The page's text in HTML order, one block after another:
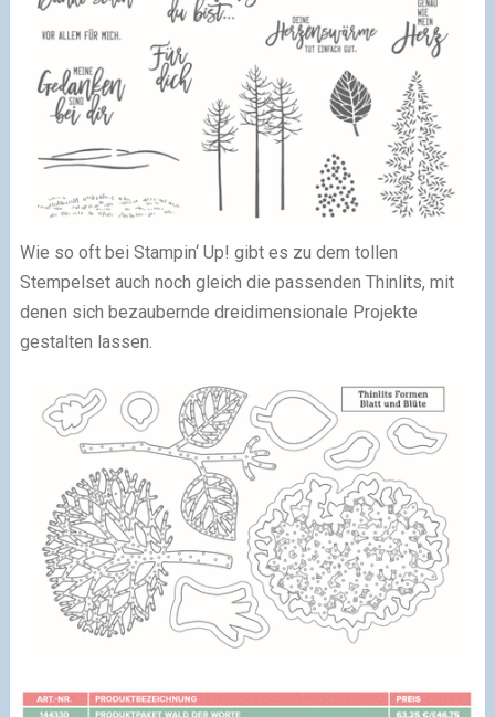
Wie so oft bei Stampin‘ Up! gibt es zu dem tollen
Stempelset auch noch gleich die passenden Thinlits, mit
denen sich bezaubernde dreidimensionale Projekte
gestalten lassen.